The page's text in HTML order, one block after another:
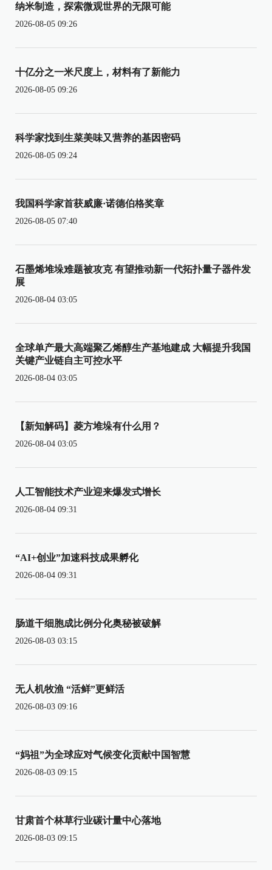
纳米制造，探索微观世界的无限可能
2026-08-05 09:26
十亿分之一米尺度上，材料有了新能力
2026-08-05 09:26
科学家找到生菜美味又营养的基因密码
2026-08-05 09:24
我国科学家首获威廉·诺德伯格奖章
2026-08-05 07:40
石墨烯堆垛难题被攻克 有望推动新一代拓扑量子器件发
展
2026-08-04 03:05
全球单产最大高端聚乙烯醇生产基地建成 大幅提升我国
关键产业链自主可控水平
2026-08-04 03:05
【新知解码】菱方堆垛有什么用？
2026-08-04 03:05
人工智能技术产业迎来爆发式增长
2026-08-04 09:31
“AI+创业”加速科技成果孵化
2026-08-04 09:31
肠道干细胞成比例分化奥秘被破解
2026-08-03 03:15
无人机牧渔 “活鲜”更鲜活
2026-08-03 09:16
“妈祖”为全球应对气候变化贡献中国智慧
2026-08-03 09:15
甘肃首个林草行业碳计量中心落地
2026-08-03 09:15